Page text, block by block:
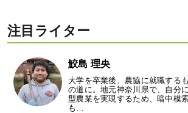
注目ライター
鮫島 理央
大学を卒業後、農協に就職する
の道に。地元神奈川県で、自分
型農業を実現するため、暗中模
も…